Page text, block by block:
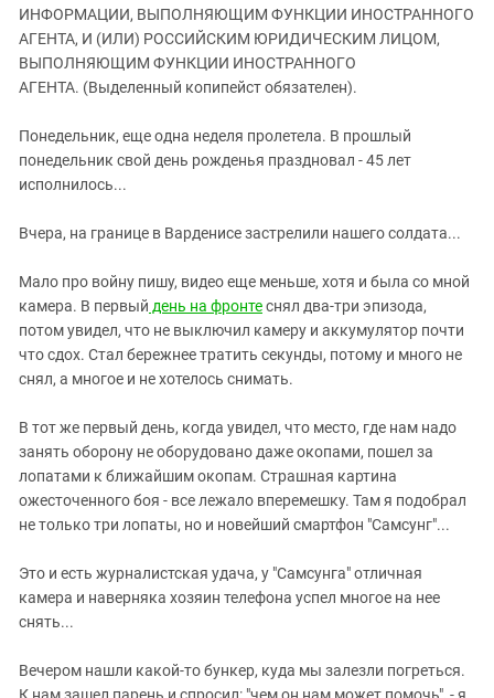
ЗАСТАВЛЯЕТ
КАВКАЗ ЗА ПАЛЕСТИНУ
ИНАКОМЫСЛИЕ В ЧЕЧНЕ
ПРЕСЛЕДОВАНИЕ АКТИВИСТОВ
Дагестан
Ингушетия
Кабардино-Балкария
Карачаево-Черкесия
Краснодарский край
Ростовская область
Северная Осетия - Алания
СКФО
Чечня
Южная Осетия
Южный Кавказ
ЮФО
ИНФОРМАЦИИ, ВЫПОЛНЯЮЩИМ ФУНКЦИИ ИНОСТРАННОГО
АГЕНТА, И (ИЛИ) РОССИЙСКИМ ЮРИДИЧЕСКИМ ЛИЦОМ,
ВЫПОЛНЯЮЩИМ ФУНКЦИИ ИНОСТРАННОГО
АГЕНТА. (Выделенный копипейст обязателен).
Понедельник, еще одна неделя пролетела. В прошлый
понедельник свой день рожденья праздновал - 45 лет
исполнилось...
Вчера, на границе в Варденисе застрелили нашего солдата...
Мало про войну пишу, видео еще меньше, хотя и была со мной
камера. В первый день на фронтеснял два-три эпизода,
потом увидел, что не выключил камеру и аккумулятор почти
что сдох. Стал бережнее тратить секунды, потому и много не
снял, а многое и не хотелось снимать.
В тот же первый день, когда увидел, что место, где нам надо
занять оборону не оборудовано даже окопами, пошел за
лопатами к ближайшим окопам. Страшная картина
ожесточенного боя - все лежало вперемешку. Там я подобрал
не только три лопаты, но и новейший смартфон "Самсунг"...
Это и есть журналистская удача, у "Самсунга" отличная
камера и наверняка хозяин телефона успел многое на нее
снять...
Вечером нашли какой-то бункер, куда мы залезли погреться.